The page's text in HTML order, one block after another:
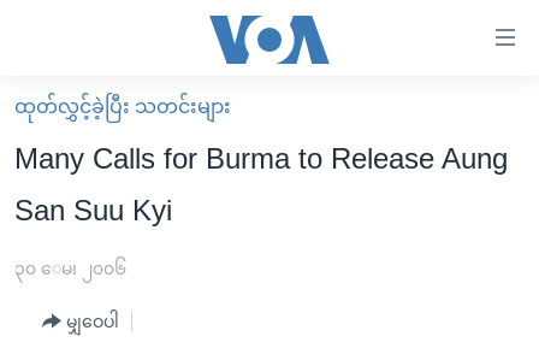
လွယ်ကူ
စေ
သည့်
များ
မူလစာမျက်နှာ
မြန်မာ
ကမ္ဘာ့သတင်းများ
နိုင်ငံတကာ
ရပ်ဝန်းတခု လမ်းတခု အလွန်
ထုတ်လွှင့်ခဲ့ပြီး သတင်းများ
Many Calls for Burma to Release Aung
San Suu Kyi
၃၀ ေမ၊ ၂၀၀၆
မျှဝေပါ